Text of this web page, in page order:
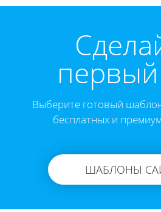
Выберите готовый
бесплатных и
ШАБЛОНЫ